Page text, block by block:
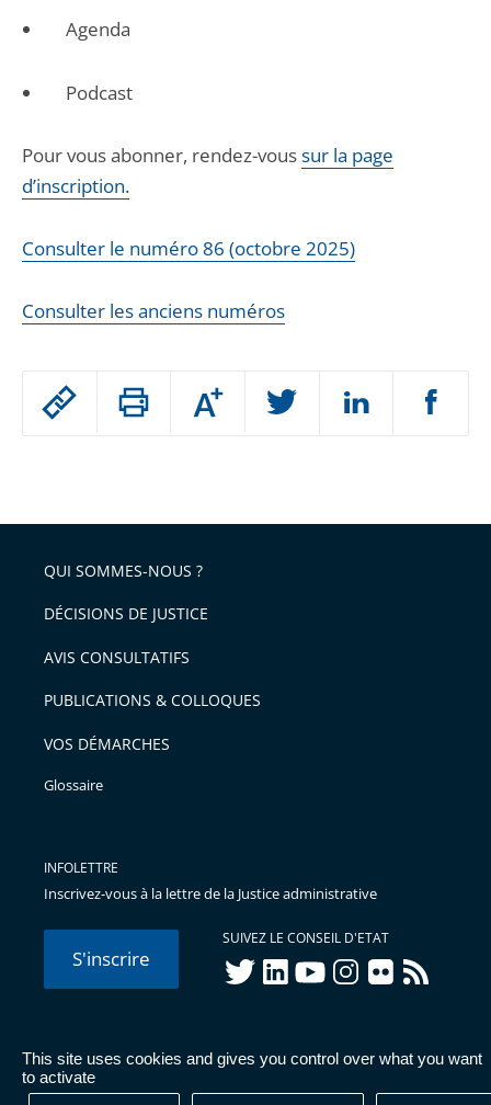
This site uses cookies and gives you control over what you want
to activate
Passer
arriver
après
Augmenter
ou
l'article
pour
avant
Agenda
Podcast
Pour vous abonner, rendez-voussur la page
d’inscription.
Consulter le numéro 86 (octobre 2025)
Consulter les anciens numéros
QUI SOMMES-NOUS ?
DÉCISIONS DE JUSTICE
AVIS CONSULTATIFS
PUBLICATIONS & COLLOQUES
VOS DÉMARCHES
Glossaire
INFOLETTRE
Inscrivez-vous à la lettre de la Justice administrative
S'inscrire
SUIVEZ LE CONSEIL D'ETAT
twitterlinkedInyoutubeinstagram
flickr rss
© Conseil d'État 2026 - Mentions légales
Données
personnelles-Publications administratives-Accessibilité :